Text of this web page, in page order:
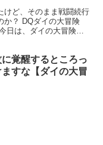
けど、そのまま戦闘続行
か？ DQダイの大冒険
日は、ダイの大冒険ネ
覚醒するところっ
すな【ダイの大冒